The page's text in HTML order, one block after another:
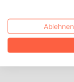
Ablehnen